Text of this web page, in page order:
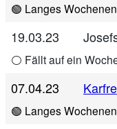
🟢 Langes
19.03.23
⚪ Fällt auf ein
07.04.23
🟢 Langes